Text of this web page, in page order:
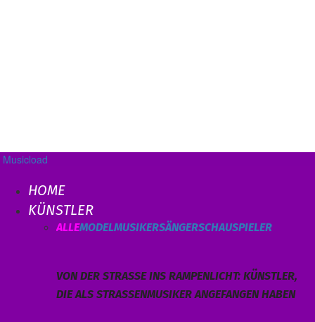
Musicload
HOME
KÜNSTLER
ALLEMODELMUSIKERSÄNGERSCHAUSPIELER
VON DER STRASSE INS RAMPENLICHT: KÜNSTLER, D
IE ALS STRASSENMUSIKER ANGEFANGEN HABEN